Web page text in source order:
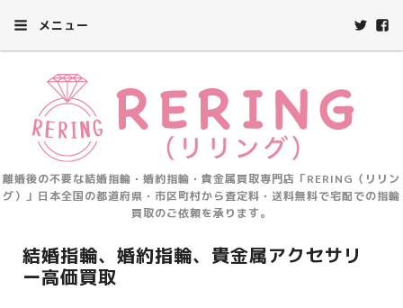
メニュー
離婚後の不要な結婚指輪・婚約指輪・貴金属買取専門店「RERING（リリン
グ）」日本全国の都道府県・市区町村から査定料・送料無料で宅配での指輪
買取のご依頼を承ります。
結婚指輪、婚約指輪、貴金属アクセサリ
ー高価買取